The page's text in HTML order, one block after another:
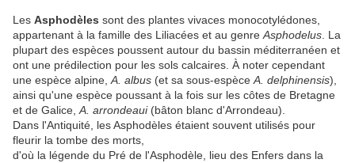
Les Asphodèles sont des plantes vivaces monocotylédones,
appartenant à la famille des Liliacées et au genre Asphodelus . La
plupart des espèces poussent autour du bassin méditerranéen et
ont une prédilection pour les sols calcaires. À noter cependant
une espèce alpine, A. albus (et sa sous-espèce A. delphinensis),
ainsi qu'une espèce poussant à la fois sur les côtes de Bretagne
et de Galice, A. arrondeaui(bâton blanc d'Arrondeau).
Dans l'Antiquité, les Asphodèles étaient souvent utilisés pour
fleurir la tombe des morts,
d'où la légende du Pré de l'Asphodèle, lieu des Enfers dans la